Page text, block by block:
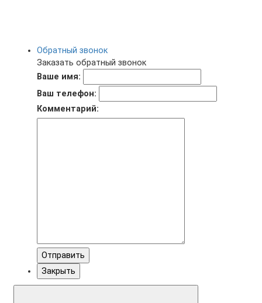
Обратный звонок
Заказать обратный звонок
Ваше имя:
Ваш телефон:
Комментарий:
Отправить
Закрыть